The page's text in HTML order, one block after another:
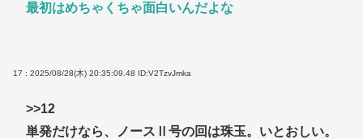
最初はめちゃくちゃ面白いんだよな
17 : 2025/08/28(木) 20:35:09.48 ID:V2TzvJmka
>>12
単発だけなら、ノースⅡ号の回は珠玉。いとおしい。